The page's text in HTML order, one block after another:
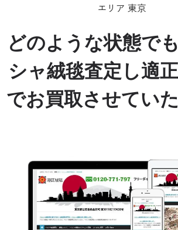
エリア 東京
どのような状態で
シャ絨毯査定し適
でお買取させてい